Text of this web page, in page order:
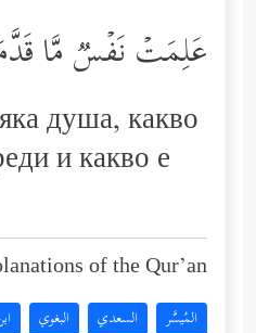
عَلِمَتۡ نَفۡسࣱ مَّا
душа, какво
и какво е
of the Qur’an:
المُيسَّر السعدي البغوي